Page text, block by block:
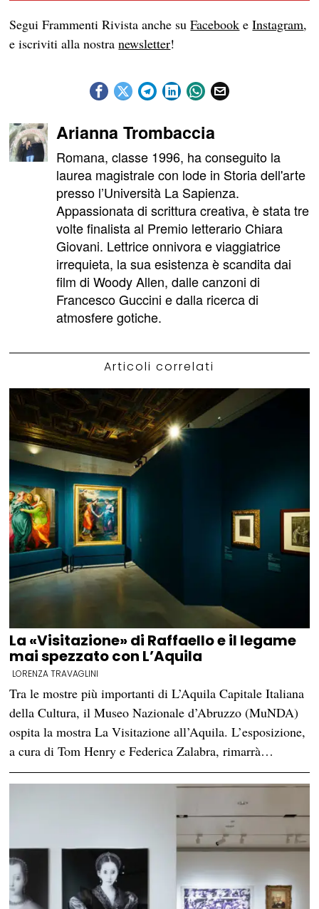
Segui Frammenti Rivista anche suFacebook eInstagram,
e iscriviti alla nostranewsletter!
Arianna Trombaccia
Romana, classe 1996, ha conseguito la
laurea magistrale con lode in Storia dell'arte
presso l’Università La Sapienza.
Appassionata di scrittura creativa, è stata tre
volte finalista al Premio letterario Chiara
Giovani. Lettrice onnivora e viaggiatrice
irrequieta, la sua esistenza è scandita dai
film di Woody Allen, dalle canzoni di
Francesco Guccini e dalla ricerca di
atmosfere gotiche.
Articoli correlati
La «Visitazione» di Raffaello e il legame
mai spezzato con L’Aquila
LORENZA TRAVAGLINI
Tra le mostre più importanti di L’Aquila Capitale Italiana
della Cultura, il Museo Nazionale d’Abruzzo (MuNDA)
ospita la mostra La Visitazione all’Aquila. L’esposizione,
a cura di Tom Henry e Federica Zalabra, rimarrà…